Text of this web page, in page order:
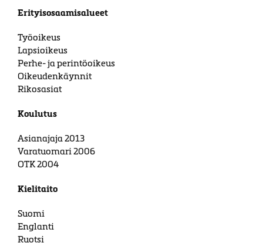
Erityisosaamisalueet
Työoikeus
Lapsioikeus
Perhe- ja perintöoikeus
Oikeudenkäynnit
Rikosasiat
Koulutus
Asianajaja 2013
Varatuomari 2006
OTK 2004
Kielitaito
Suomi
Englanti
Ruotsi